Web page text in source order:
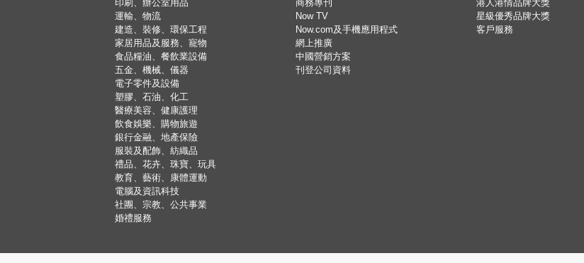
印刷、辦公室用品
運輸、物流
建造、裝修、環保工程
家居用品及服務、寵物
食品糧油、餐飲業設備
五金、機械、儀器
電子零件及設備
塑膠、石油、化工
醫療美容、健康護理
飲食娛樂、購物旅遊
銀行金融、地產保險
服裝及配飾、紡織品
禮品、花卉、珠寶、玩具
教育、藝術、康體運動
電腦及資訊科技
社團、宗教、公共事業
婚禮服務
商務專刊
Now TV
Now.com及手機應用程式
網上推廣
中國營銷方案
刊登公司資料
港人港情品牌大獎
星級優秀品牌大獎
客戶服務